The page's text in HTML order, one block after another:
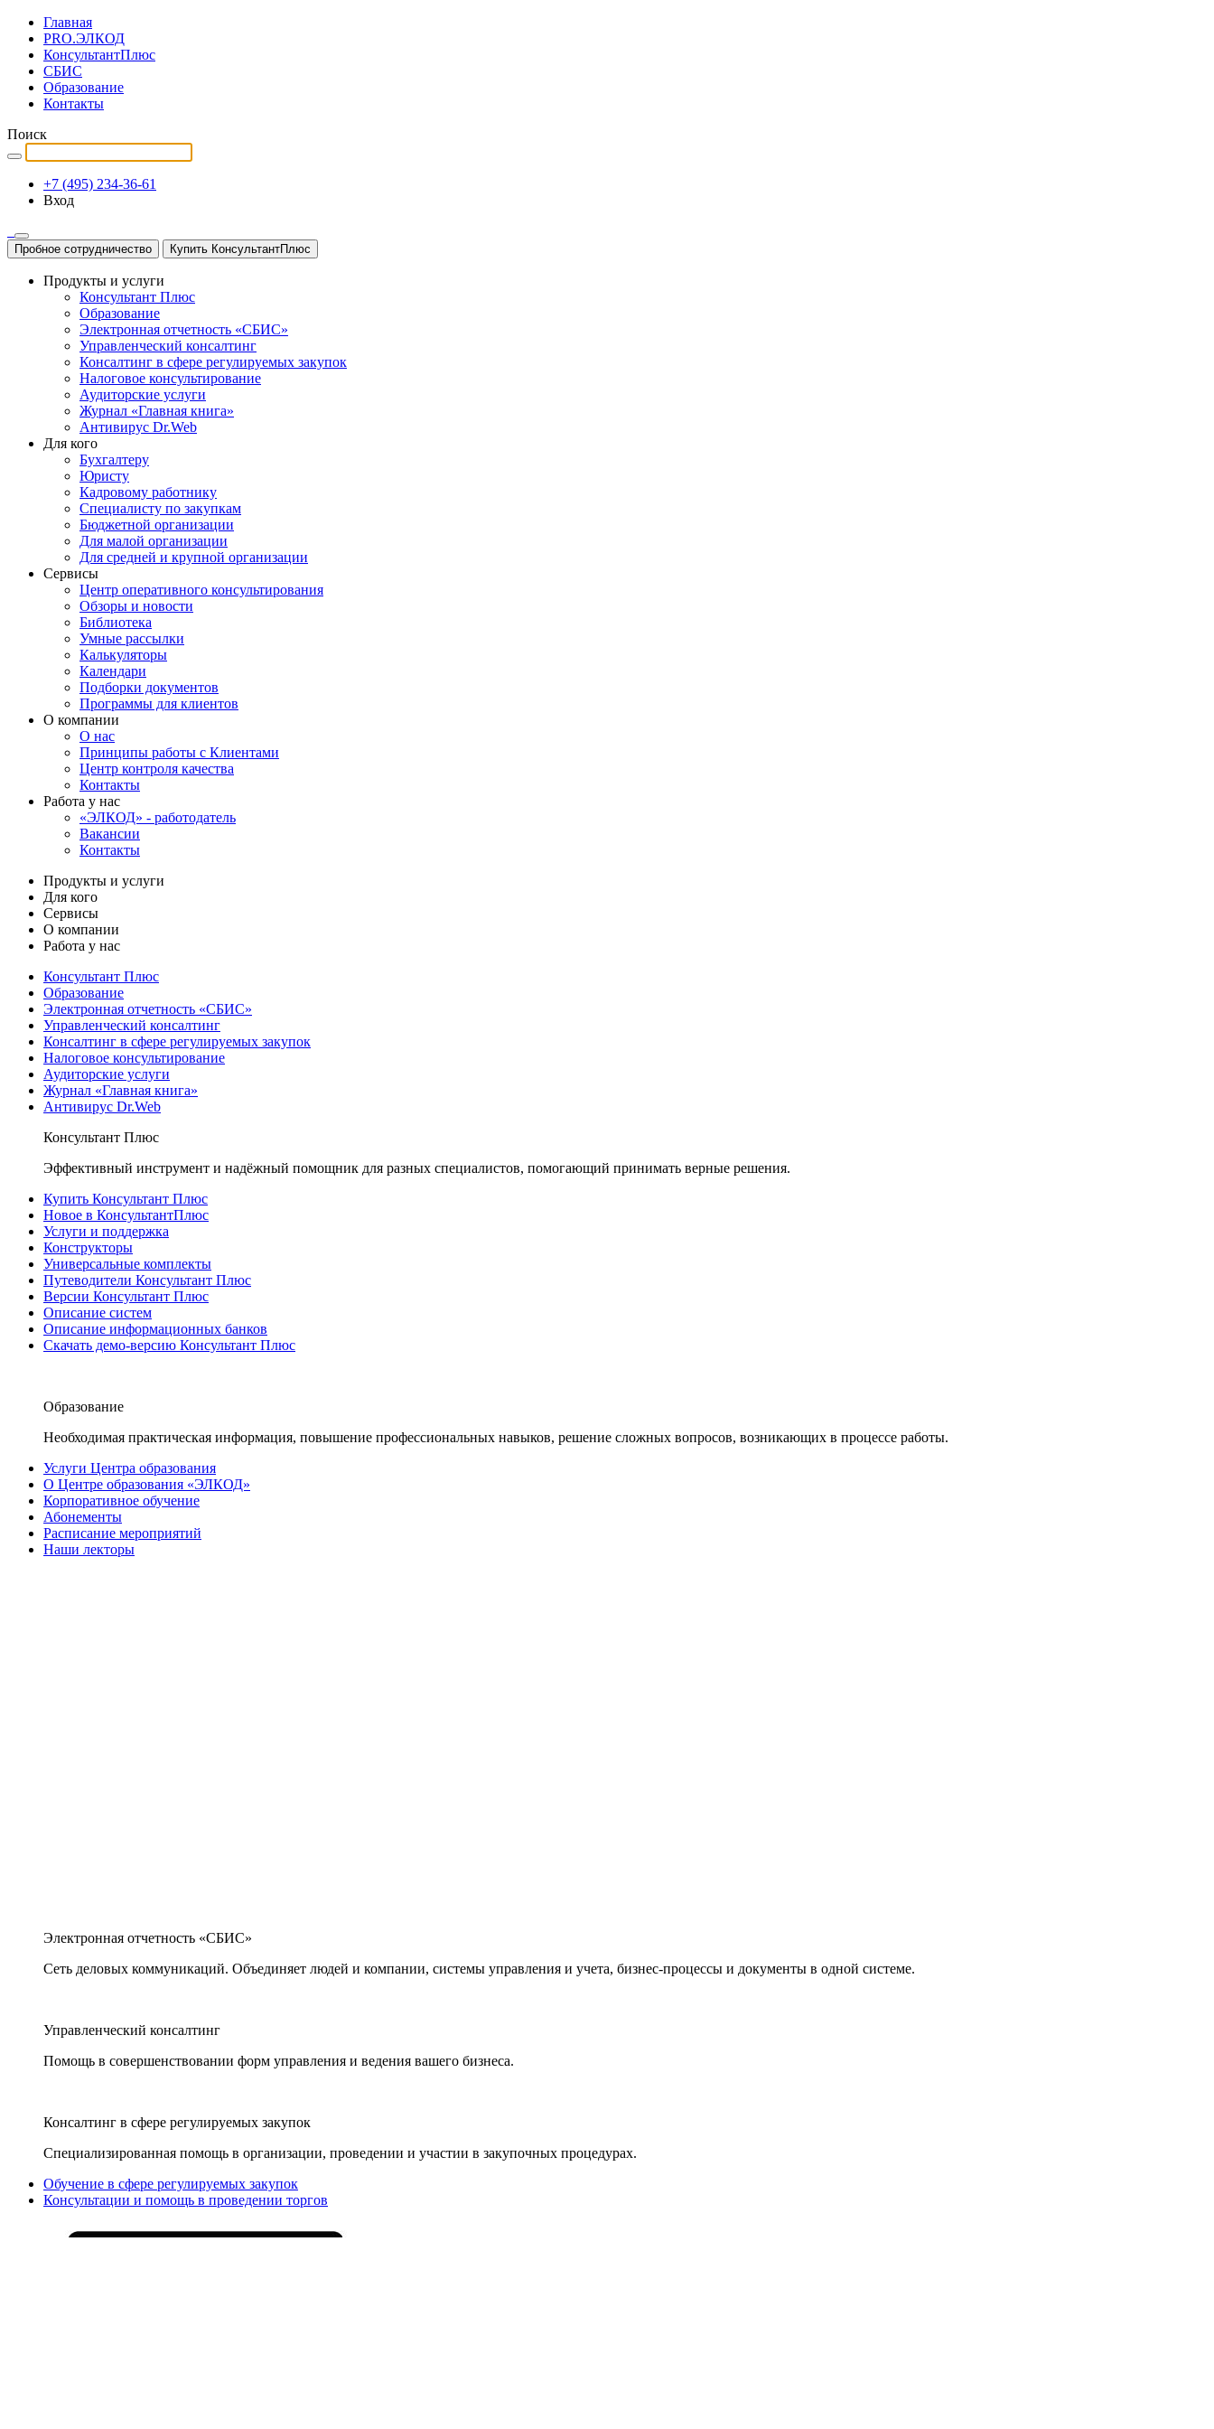
Главная
PRO.ЭЛКОД
КонсультантПлюс
СБИС
Образование
Контакты
Поиск
+7 (495) 234-36-61
Вход
Пробное сотрудничество Купить КонсультантПлюс
Продукты и услуги
Консультант Плюс
Образование
Электронная отчетность «СБИС»
Управленческий консалтинг
Консалтинг в сфере регулируемых закупок
Налоговое консультирование
Аудиторские услуги
Журнал «Главная книга»
Антивирус Dr.Web
Для кого
Бухгалтеру
Юристу
Кадровому работнику
Специалисту по закупкам
Бюджетной организации
Для малой организации
Для средней и крупной организации
Сервисы
Центр оперативного консультирования
Обзоры и новости
Библиотека
Умные рассылки
Калькуляторы
Календари
Подборки документов
Программы для клиентов
О компании
О нас
Принципы работы с Клиентами
Центр контроля качества
Контакты
Работа у нас
«ЭЛКОД» - работодатель
Вакансии
Контакты
Продукты и услуги
Для кого
Сервисы
О компании
Работа у нас
Консультант Плюс
Образование
Электронная отчетность «СБИС»
Управленческий консалтинг
Консалтинг в сфере регулируемых закупок
Налоговое консультирование
Аудиторские услуги
Журнал «Главная книга»
Антивирус Dr.Web
Консультант Плюс
Эффективный инструмент и надёжный помощник для разных специалистов, помогающий принимать верные решения.
Купить Консультант Плюс
Новое в КонсультантПлюс
Услуги и поддержка
Конструкторы
Универсальные комплекты
Путеводители Консультант Плюс
Версии Консультант Плюс
Описание систем
Описание информационных банков
Скачать демо-версию Консультант Плюс
Образование
Необходимая практическая информация, повышение профессиональных навыков, решение сложных вопросов, возникающих в процессе работы.
Услуги Центра образования
О Центре образования «ЭЛКОД»
Корпоративное обучение
Абонементы
Расписание мероприятий
Наши лекторы
Электронная отчетность «СБИС»
Сеть деловых коммуникаций. Объединяет людей и компании, системы управления и учета, бизнес-процессы и документы в одной системе.
Управленческий консалтинг
Помощь в совершенствовании форм управления и ведения вашего бизнеса.
Консалтинг в сфере регулируемых закупок
Специализированная помощь в организации, проведении и участии в закупочных процедурах.
Обучение в сфере регулируемых закупок
Консультации и помощь в проведении торгов